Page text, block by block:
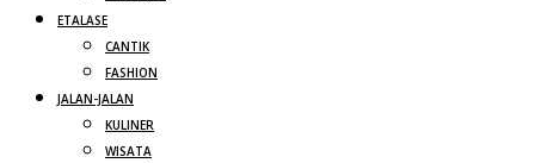
ETALASE
CANTIK
FASHION
JALAN-JALAN
KULINER
WISATA